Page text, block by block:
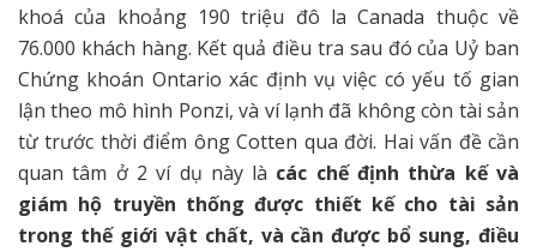
khoá của khoảng 190 triệu đô la Canada thuộc về
76.000 khách hàng. Kết quả điều tra sau đó của Uỷ ban
Chứng khoán Ontario xác định vụ việc có yếu tố gian
lận theo mô hình Ponzi, và ví lạnh đã không còn tài sản
từ trước thời điểm ông Cotten qua đời. Hai vấn đề cần
quan tâm ở 2 ví dụ này là các chế định thừa kế và
giám hộ truyền thống được thiết kế cho tài sản
trong thế giới vật chất, và cần được bổ sung, điều